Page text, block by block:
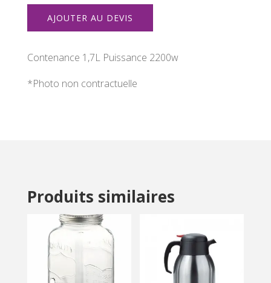
1,7L
AJOUTER AU DEVIS
Contenance 1,7L Puissance 2200w
*Photo non contractuelle
Produits similaires